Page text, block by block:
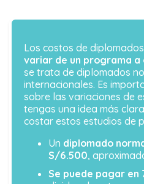
Los costos de diplomados
variar de un programa a
se trata de diplomados
internacionales. Es
sobre las variaciones de
tengas una idea más
costar estos estudios de
Un diplomado
S/6.500,
Se puede pagar en